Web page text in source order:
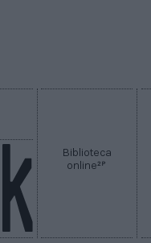
Biblioteca
online2P